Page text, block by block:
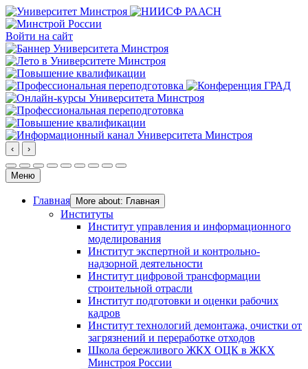
Войти на сайт
‹ ›
Меню
Главная More about: Главная
Институты
Институт управления и информационного
моделирования
Институт экспертной и контрольно-
надзорной деятельности
Институт цифровой трансформации
строительной отрасли
Институт подготовки и оценки рабочих
кадров
Институт технологий демонтажа, очистки от
загрязнений и переработке отходов
Школа бережливого ЖКХ ОЦК в ЖКХ
Минстроя России